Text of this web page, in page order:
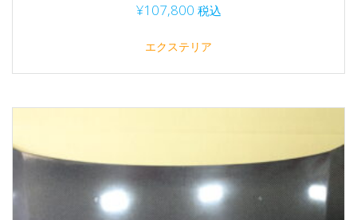
¥107,800 税込
エクステリア